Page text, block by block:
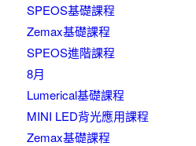
SPEOS基礎課程
Zemax基礎課程
SPEOS進階課程
8月
Lumerical基礎課程
MINI LED背光應用課程
Zemax基礎課程